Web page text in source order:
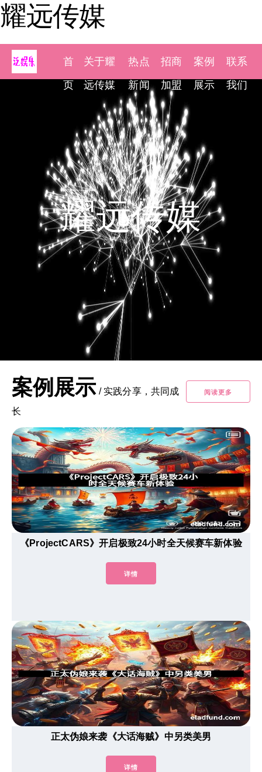
耀远传媒
首
页
关于耀
远传媒
热点
新闻
招商
加盟
案例
展示
联系
我们
耀远传媒
案例展示 / 实践分享，共同成
长
阅读更多
《ProjectCARS》开启极致24小时全天候赛车新体验
详情
正太伪娘来袭《大话海贼》中另类美男
详情